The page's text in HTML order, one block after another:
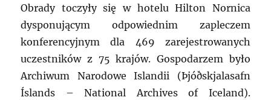
Obrady toczyły się w hotelu Hilton Nornica
dysponującym odpowiednim zapleczem
konferencyjnym dla 469 zarejestrowanych
uczestników z 75 krajów. Gospodarzem było
Archiwum Narodowe Islandii (Þjóðskjalasafn
Íslands – National Archives of Iceland).